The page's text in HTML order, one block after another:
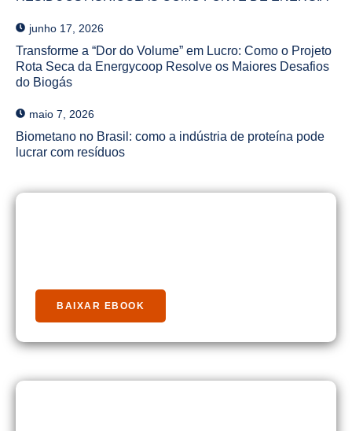
junho 17, 2026
Transforme a “Dor do Volume” em Lucro: Como o Projeto
Rota Seca da Energycoop Resolve os Maiores Desafios
do Biogás
maio 7, 2026
Biometano no Brasil: como a indústria de proteína pode
lucrar com resíduos
BAIXAR EBOOK